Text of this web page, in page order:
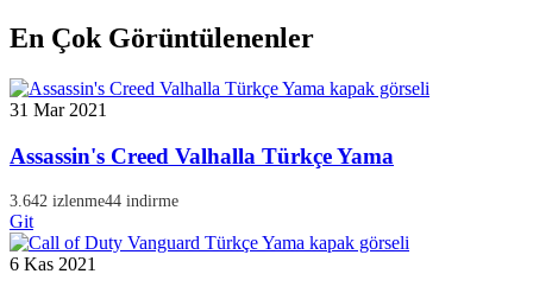
En Çok Görüntülenenler
31 Mar 2021
Assassin's Creed Valhalla Türkçe Yama
3.642 izlenme44 indirme
Git
6 Kas 2021